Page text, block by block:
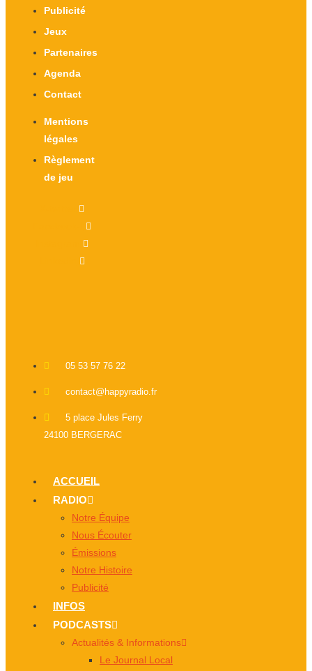
Publicité
Jeux
Partenaires
Agenda
Contact
Mentions
légales
Règlement
de jeu
05 53 57 76 22
contact@happyradio.fr
5 place Jules Ferry
24100 BERGERAC
ACCUEIL
RADIO
Notre Équipe
Nous Écouter
Émissions
Notre Histoire
Publicité
INFOS
PODCASTS
Actualités & Informations
Le Journal Local